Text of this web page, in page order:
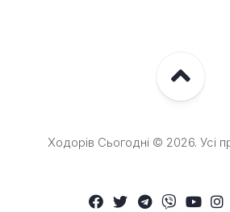
Ходорів Сьогодні © 2026. Усі